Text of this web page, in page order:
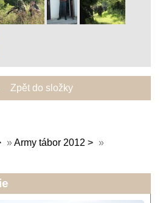
Zpět do složky
»Army tábor 2012
»